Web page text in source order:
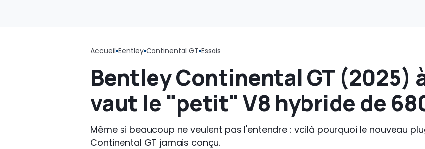
Accueil Bentley Continental GT Essais
Bentley Continental GT (2025)
vaut le "petit" V8 hybride de
Même si beaucoup ne veulent pas l'entendre : voilà pourquoi le nouveau
Continental GT jamais conçu.